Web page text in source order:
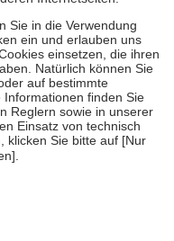
zu unterstützen,
18. Lebensjahr
die von der
um echte Bewertungen